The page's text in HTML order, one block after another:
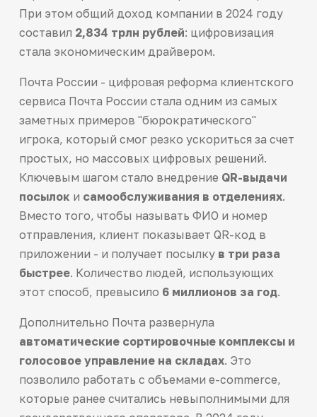
При этом общий доход компании в 2024 году
составил 2,834 трлн рублей: цифровизация
стала экономическим драйвером.
Почта России - цифровая реформа клиентского
сервиса Почта России стала одним из самых
заметных примеров "бюрократического"
игрока, который смог резко ускориться за счет
простых, но массовых цифровых решений.
Ключевым шагом стало внедрение QR-выдачи
посылок и самообслуживания в отделениях.
Вместо того, чтобы называть ФИО и номер
отправления, клиент показывает QR-код в
приложении - и получает посылку в три раза
быстрее. Количество людей, использующих
этот способ, превысило 6 миллионов за год.
Дополнительно Почта развернула
автоматические сортировочные комплексы и
голосовое управление на складах. Это
позволило работать с объемами e-commerce,
которые ранее считались невыполнимыми для